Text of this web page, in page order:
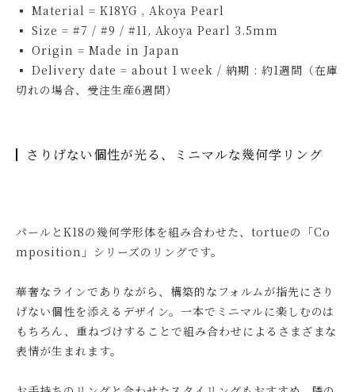
▪ Material = K18YG , Akoya Pearl
▪ Size = #7 / #9 / #11, Akoya Pearl 3.5mm
▪ Origin = Made in Japan
▪ Delivery date = about 1 week / 納期 : 約1週間（在庫
切れの場合、受注生産6週間）
さりげない個性が光る、ミニマルな幾何学リング
パールとK18の幾何学形体を組み合わせた、tortueの「Co
mposition」シリーズのリングです。
華奢なラインでありながら、構築的なフォルムが指先にさり
げない個性を添えるデザイン。一本でミニマルに楽しむのは
もちろん、重ねづけすることで組み合わせによるさまざまな
表情が生まれます。